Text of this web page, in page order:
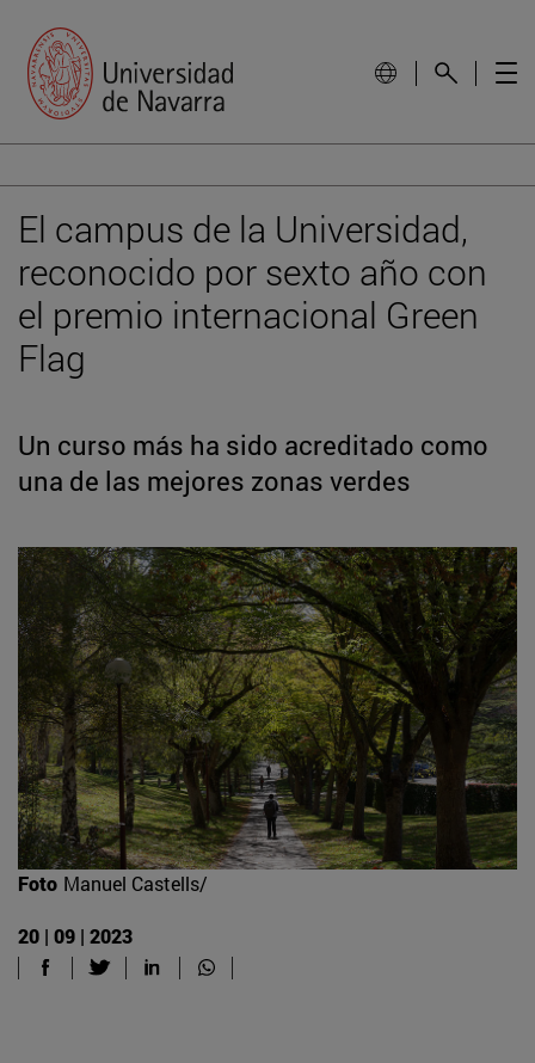
El campus de la Universidad,
reconocido por sexto año con
el premio internacional Green
Flag
Un curso más ha sido acreditado como
una de las mejores zonas verdes
Foto Manuel Castells/
20 | 09 | 2023